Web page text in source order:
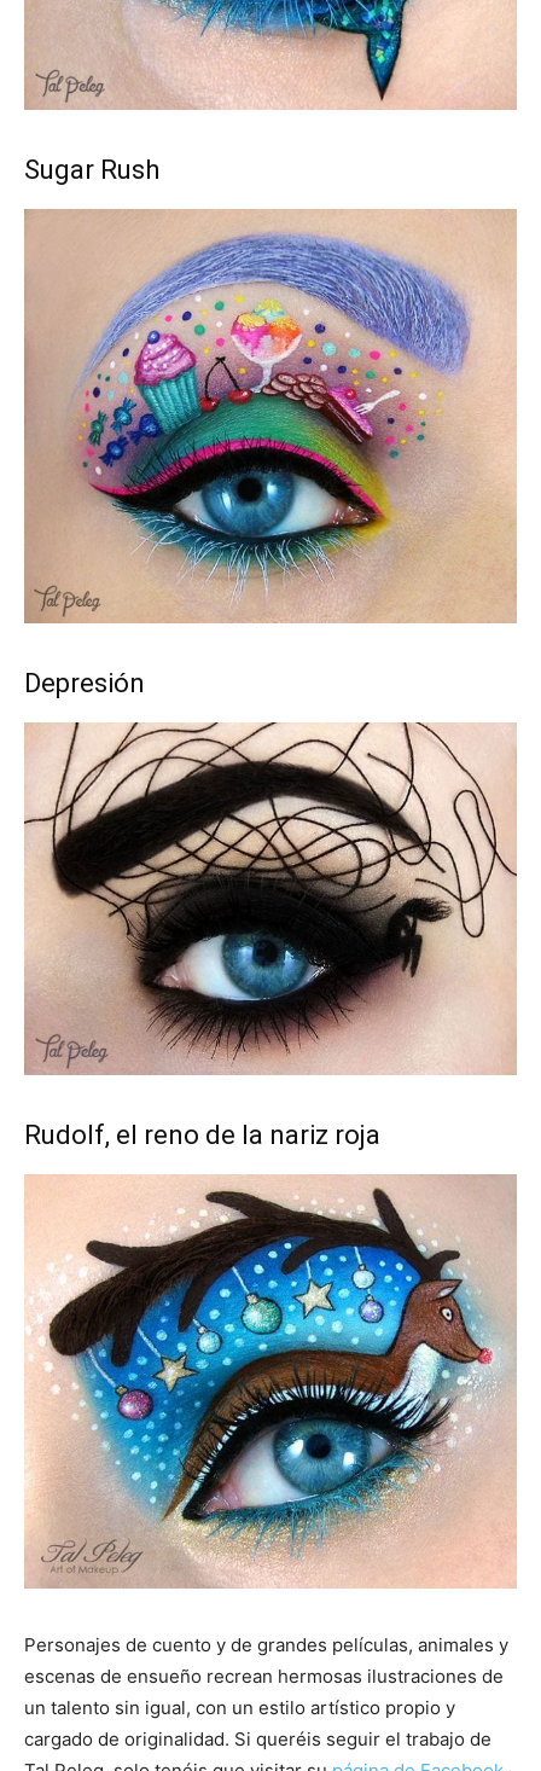
Sugar Rush
Depresión
Rudolf, el reno de la nariz roja
Personajes de cuento y de grandes películas, animales y
escenas de ensueño recrean hermosas ilustraciones de
un talento sin igual, con un estilo artístico propio y
cargado de originalidad. Si queréis seguir el trabajo de